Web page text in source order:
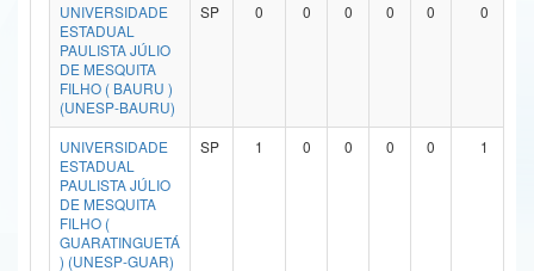
Ministério da Mulher, da Família e dos Direitos Humanos
Secretaria-Geral
Secretaria de Governo
Gabinete de Segurança Institucional
Advocacia-Geral da União
Banco Central do Brasil
UNIVERSIDADE
ESTADUAL
PAULISTA JÚLIO
DE MESQUITA
FILHO ( BAURU )
(UNESP-BAURU)
SP 0 0 0 0 0 0
UNIVERSIDADE
ESTADUAL
PAULISTA JÚLIO
DE MESQUITA
FILHO (
GUARATINGUETÁ
) (UNESP-GUAR)
SP 1 0 0 0 0 1